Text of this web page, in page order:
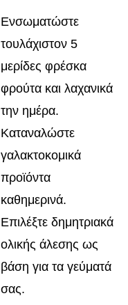
Ενσωματώστε
τουλάχιστον 5
μερίδες φρέσκα
φρούτα και λαχανικά
την ημέρα.
Καταναλώστε
γαλακτοκομικά
προϊόντα
καθημερινά.
Επιλέξτε δημητριακά
ολικής άλεσης ως
βάση για τα γεύματά
σας.